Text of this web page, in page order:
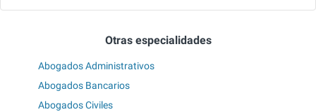
Otras especialidades
Abogados Administrativos
Abogados Bancarios
Abogados Civiles